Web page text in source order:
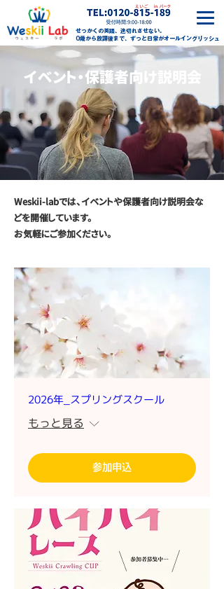
せっかくの英語、途切れさせない。
0歳から放課後まで、ずっと日常がオールイングリッシュ
イベント・保護者向け説明会
Weskii-labでは、イベントや保護者向け説明会な
どを開催しています。
お気軽にご参加ください。
2026年_スプリングスクール
もっと見る
参加申込